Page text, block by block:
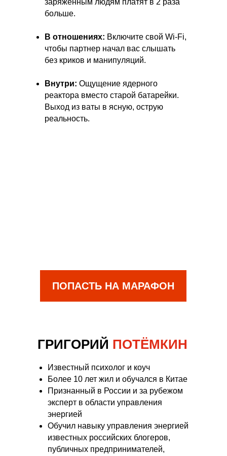
заряженным людям платят в 2 раза
больше.
В отношениях: Включите свой Wi-Fi,
чтобы партнер начал вас слышать
без криков и манипуляций.
Внутри: Ощущение ядерного
реактора вместо старой батарейки.
Выход из ваты в ясную, острую
реальность.
ПОПАСТЬ НА МАРАФОН
Известный психолог и коуч
Более 10 лет жил и обучался в Китае
Признанный в России и за рубежом
эксперт в области управления
энергией
Обучил навыку управления энергией
известных российских блогеров,
публичных предпринимателей,
ГРИГОРИЙ ПОТЁМКИН